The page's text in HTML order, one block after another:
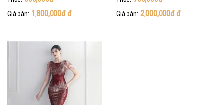
Giá bán: 1,800,000đđ Giá bán: 2,000,000đđ